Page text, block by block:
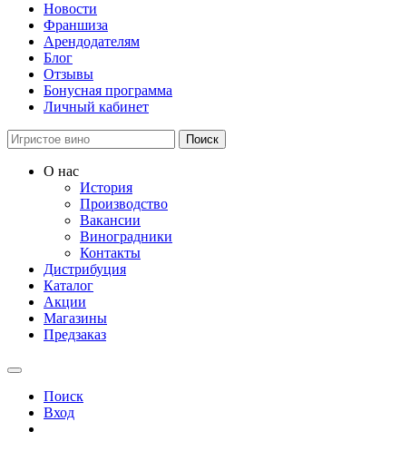
Новости
Франшиза
Арендодателям
Блог
Отзывы
Бонусная программа
Личный кабинет
Поиск
О нас
История
Производство
Вакансии
Виноградники
Контакты
Дистрибуция
Каталог
Акции
Магазины
Предзаказ
Поиск
Вход